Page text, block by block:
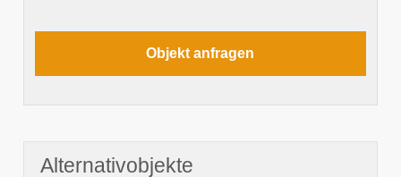
Alternativobjekte